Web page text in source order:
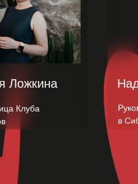
Ложкина
Клуба
в